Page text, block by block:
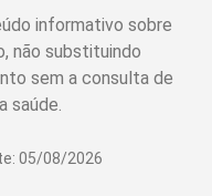
informativo sobre
não substituindo
sem a consulta de
saúde.
05/08/2026